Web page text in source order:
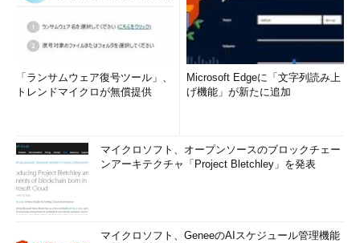
「ランサムウェア復号ツール」、
トレンドマイクロが無償提供
Microsoft Edgeに「文字列読み上
げ機能」が新たに追加
マイクロソフト、オープンソースのブロックチェー
ンアーキテクチャ「Project Bletchley」を発表
マイクロソフト、GeneeのAIスケジュール管理機能